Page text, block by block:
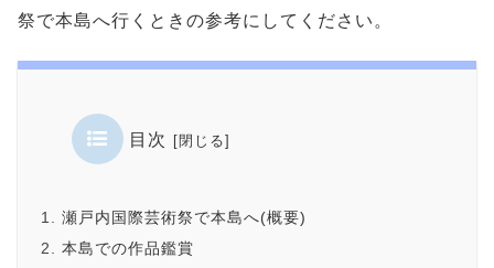
祭で本島へ行くときの参考にしてください。
目次
瀬戸内国際芸術祭で本島へ(概要)
本島での作品鑑賞